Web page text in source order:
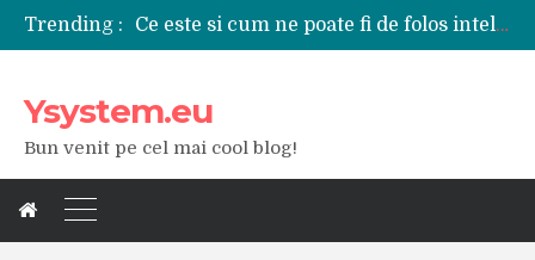
Trending :
Tipuri de polizoare de care este nevoie intr-un atelier
Utilizarea diferitelor jucarii sexuale in viata de cuplu
Modul in care a evoluat tehnologia in ultimul secol
Ysystem.eu
Bun venit pe cel mai cool blog!